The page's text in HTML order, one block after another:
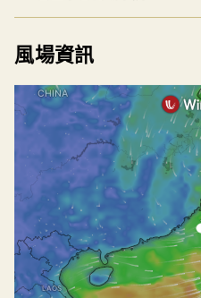
風場資訊